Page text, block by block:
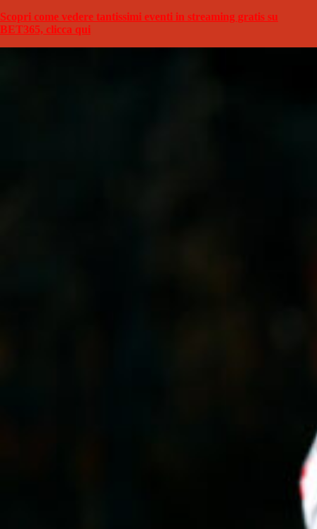
Scopri come vedere tantissimi eventi in streaming gratis su
BET365, clicca qui